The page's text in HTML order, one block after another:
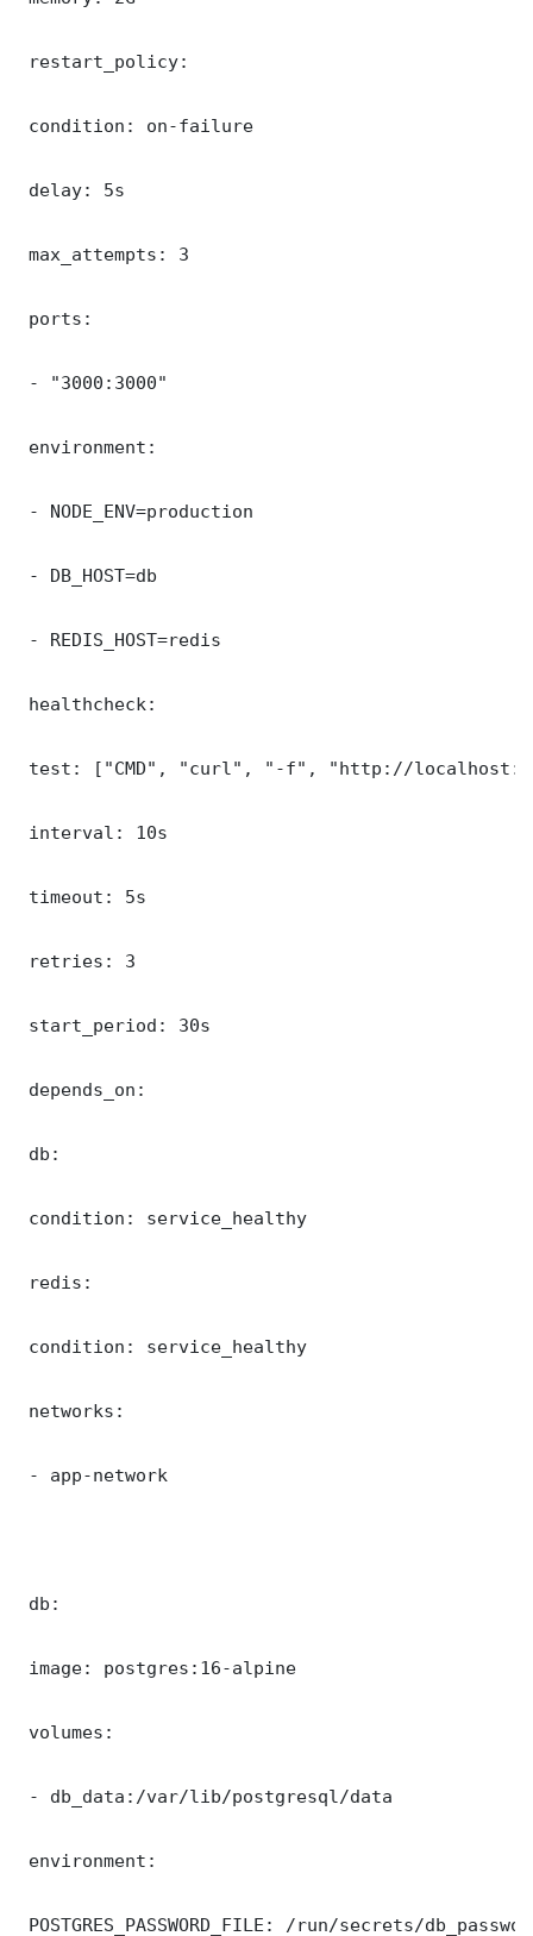
restart_policy:
condition: on-failure
delay: 5s
max_attempts: 3
ports:
- "3000:3000"
environment:
- NODE_ENV=production
- DB_HOST=db
- REDIS_HOST=redis
healthcheck:
test: ["CMD", "curl", "-f", "http://
interval: 10s
timeout: 5s
retries: 3
start_period: 30s
depends_on:
db:
condition: service_healthy
redis:
condition: service_healthy
networks:
- app-network
db:
image: postgres:16-alpine
volumes:
- db_data:/var/lib/postgresql/data
environment:
POSTGRES_PASSWORD_FILE: /run/secrets/